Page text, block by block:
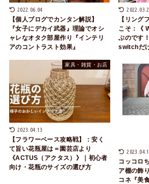
2022.06.04
【個人ブログでカンタン解説】
『女子にデカイ武器』理論でオシ
ャレなオタク部屋作り『インテリ
アのコントラスト効果』
【リング
こそ：《
ぶのです
switchだ
家具・雑貨・お店
2023.04.13
【フラワーベース攻略戦】：安く
て旨い花瓶屋は＝園芸店より
《ACTUS（アクタス）》｜初心者
向け・花瓶のサイズの選び方
コッコロ
ア棚の飾
コネ『美